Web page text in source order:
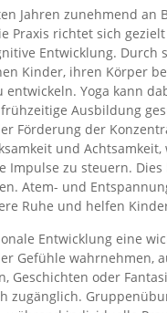
Jahren zunehmend an
Praxis richtet sich
Entwicklung.
Kinder, ihren Körper
entwickeln. Yoga kann
Ausbildung
Förderung der
und
Impulse zu steuern.
Atem- und
Ruhe und helfen
Entwicklung eine
Gefühle wahrnehmen,
Geschichten oder
zugänglich.